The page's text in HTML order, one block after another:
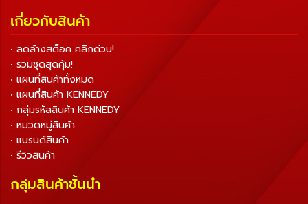
เกี่ยวกับสินค้า
• ลดล้างสต็อค คลิกด่วน!
• รวมชุดสุดคุ้ม!
• แผนที่สินค้าทั้งหมด
• แผนที่สินค้า KENNEDY
• กลุ่มรหัสสินค้า KENNEDY
• หมวดหมู่สินค้า
• แบรนด์สินค้า
• รีวิวสินค้า
กลุ่มสินค้าชั้นนำ